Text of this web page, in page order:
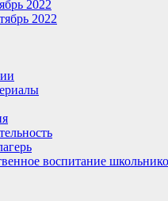
2022
2022
воспитание